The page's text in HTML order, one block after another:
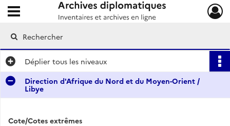
Archives diplomatiques
Ouvrir le menu déroulant
Déplier tous les niveaux
Direction d'Afrique du Nord et du Moyen-Orient /
Libye
Cote/Cotes extrêmes